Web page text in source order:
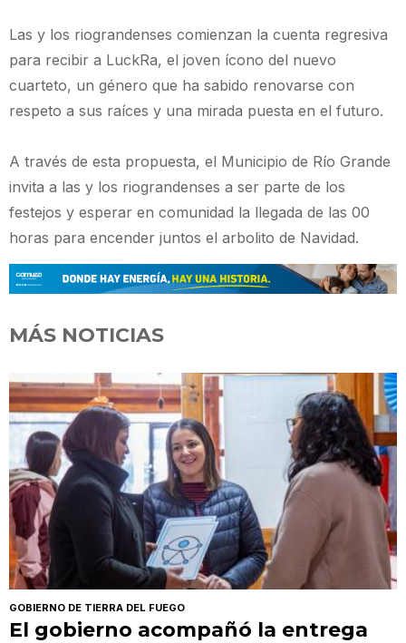
Las y los riograndenses comienzan la cuenta regresiva
para recibir a LuckRa, el joven ícono del nuevo
cuarteto, un género que ha sabido renovarse con
respeto a sus raíces y una mirada puesta en el futuro.
A través de esta propuesta, el Municipio de Río Grande
invita a las y los riograndenses a ser parte de los
festejos y esperar en comunidad la llegada de las 00
horas para encender juntos el arbolito de Navidad.
MÁS NOTICIAS
GOBIERNO DE TIERRA DEL FUEGO
El gobierno acompañó la entrega